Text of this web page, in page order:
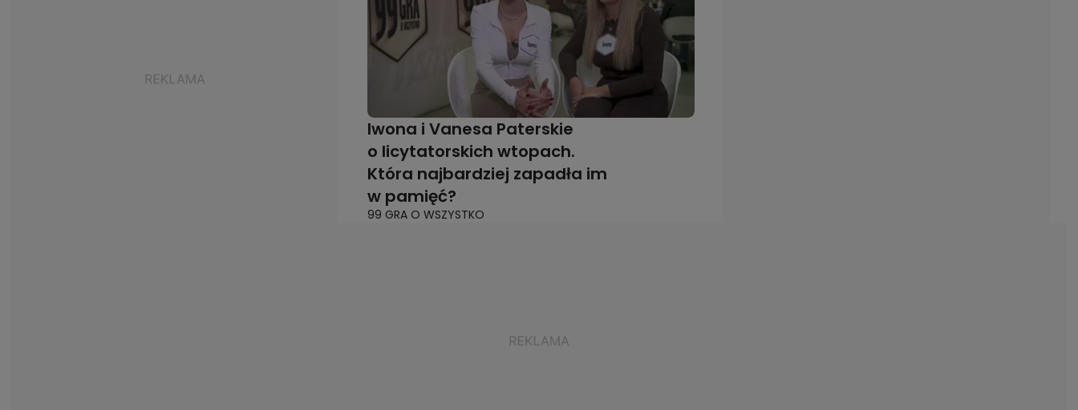
Iwona i Vanesa Paterskie
o licytatorskich wtopach.
Która najbardziej zapadła im
w pamięć?
99 GRA O WSZYSTKO